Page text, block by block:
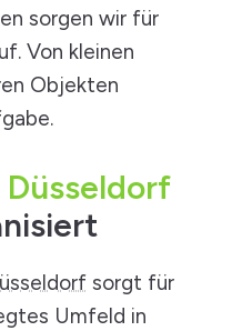
sorgen wir für
Von kleinen
Objekten
sorgt für
Umfeld in